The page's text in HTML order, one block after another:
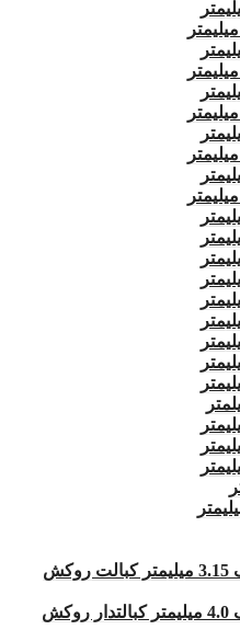
مته مرغک 3.15 میلیمتر کبالت روکش
مته مرغک 4.0 میلیمتر کبالتدار روکش